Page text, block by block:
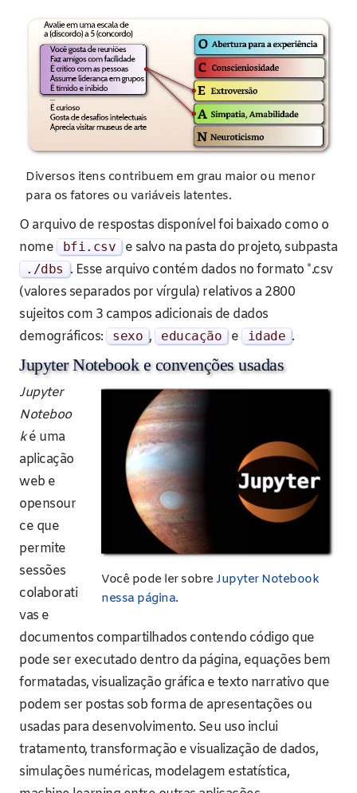
Diversos itens contribuem em grau maior ou menor
para os fatores ou variáveis latentes.
O arquivo de respostas disponível foi baixado como o
nome
bfi. csv e salvo na pasta do projeto, subpasta
./dbs . Esse arquivo contém dados no formato *.csv
(valores separados por vírgula) relativos a 2800
sujeitos com 3 campos adicionais de dados
demográficos:
sexo , educação e idade .
Jupyter Notebook e convenções usadas
Você pode ler sobreJupyter Notebook
nessa página.
Jupyter
Noteboo
ké uma
aplicação
web e
opensour
ce que
permite
sessões
colaborati
vas e
documentos compartilhados contendo código que
pode ser executado dentro da página, equações bem
formatadas, visualização gráfica e texto narrativo que
podem ser postas sob forma de apresentações ou
usadas para desenvolvimento. Seu uso inclui
tratamento, transformação e visualização de dados,
simulações numéricas, modelagem estatística,